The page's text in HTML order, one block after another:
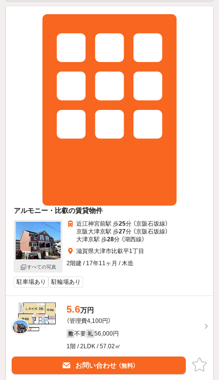
アルモニー・比叡の賃貸物件
すべての写真
近江神宮前駅 歩25分 （京阪石坂線）
京阪大津京駅 歩27分 （京阪石坂線）
大津京駅 歩28分 （湖西線）
滋賀県大津市比叡平1丁目
2階建 / 17年11ヶ月 / 木造
駐車場あり 駐輪場あり
5.6万円
（管理費4,100円）
敷 不要 礼 56,000円
1階 / 2LDK / 57.02㎡
お問い合わせ （無料）